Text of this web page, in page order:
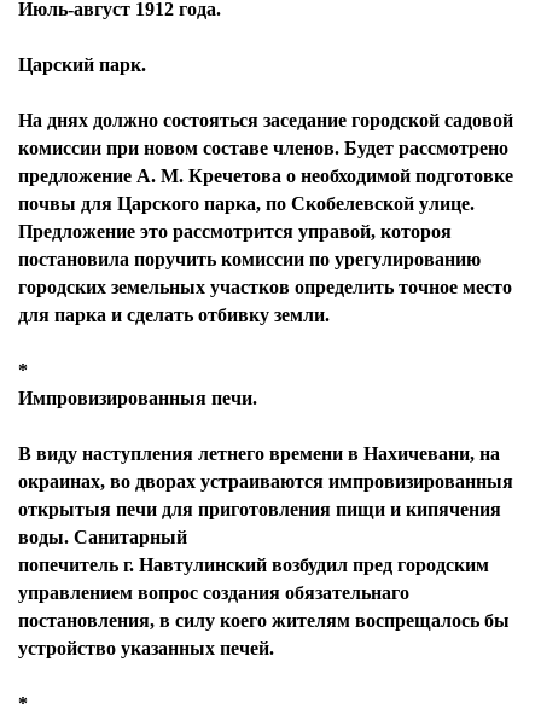
Июль-август 1912 года.
Царский парк.
На днях должно состояться заседание городской садовой
комиссии при новом составе членов. Будет рассмотрено
предложение А. М. Кречетова о необходимой подготовке
почвы для Царского парка, по Скобелевской улице.
Предложение это рассмотрится управой, котороя
постановила поручить комиссии по урегулированию
городских земельных участков определить точное место
для парка и сделать отбивку земли.
*
Импровизированныя печи.
В виду наступления летнего времени в Нахичевани, на
окраинах, во дворах устраиваются импровизированныя
открытыя печи для приготовления пищи и кипячения
воды. Санитарный
попечитель г. Навтулинский возбудил пред городским
управлением вопрос создания обязательнаго
постановления, в силу коего жителям воспрещалось бы
устройство указанных печей.
*